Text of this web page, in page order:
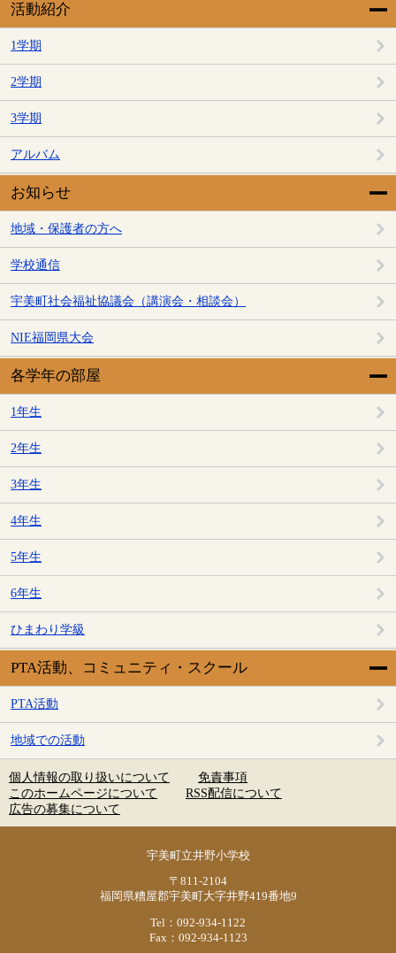
活動紹介
1学期
2学期
3学期
アルバム
お知らせ
地域・保護者の方へ
学校通信
宇美町社会福祉協議会（講演会・相談会）
NIE福岡県大会
各学年の部屋
1年生
2年生
3年生
4年生
5年生
6年生
ひまわり学級
PTA活動、コミュニティ・スクール
PTA活動
地域での活動
個人情報の取り扱いについて
免責事項
このホームページについて
RSS配信について
広告の募集について
宇美町立井野小学校
〒811-2104
福岡県糟屋郡宇美町大字井野419番地9
Tel：092-934-1122
Fax：092-934-1123